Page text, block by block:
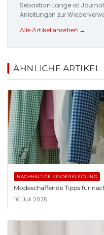
Sebastian Lange ist
Anleitungen zur
Alle Artikel ansehen →
ÄHNLICHE ARTIKEL
NACHHALTIGE KINDERKLEIDUNG
Modeschaffende Tipps für
16. Juli 2025